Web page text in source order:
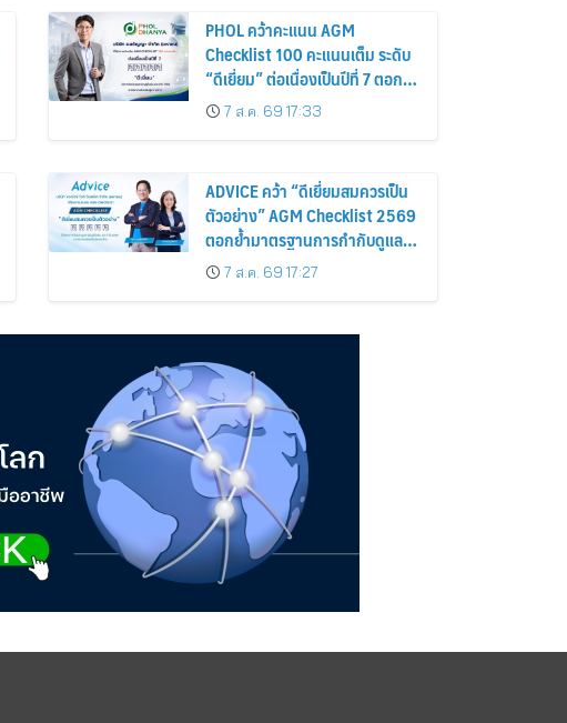
PHOL คว้าคะแนน AGM
Checklist 100 คะแนนเต็ม ระดับ
“ดีเยี่ยม” ต่อเนื่องเป็นปีที่ 7 ตอกย้ำ
การดำเนินธุรกิจตามหลักธรรมาภิ
บาล โปร่งใส สร้างความเชื่อมั่นผู้
7 ส.ค. 69 17:33
ADVICE คว้า “ดีเยี่ยมสมควรเป็น
ตัวอย่าง” AGM Checklist 2569
ตอกย้ำมาตรฐานการกำกับดูแล
กิจการที่ดี
7 ส.ค. 69 17:27